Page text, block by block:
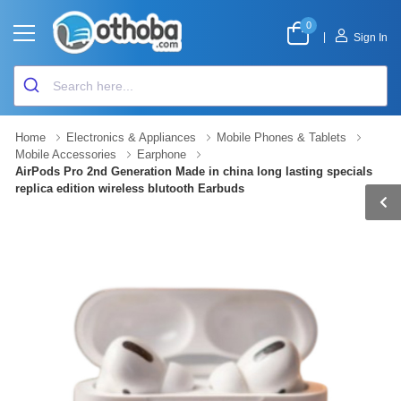
0
Sign In
Home Electronics & Appliances
Mobile Phones & Tablets
Mobile Accessories
Earphone
AirPods Pro 2nd Generation Made in china long lasting specials
replica edition wireless blutooth Earbuds